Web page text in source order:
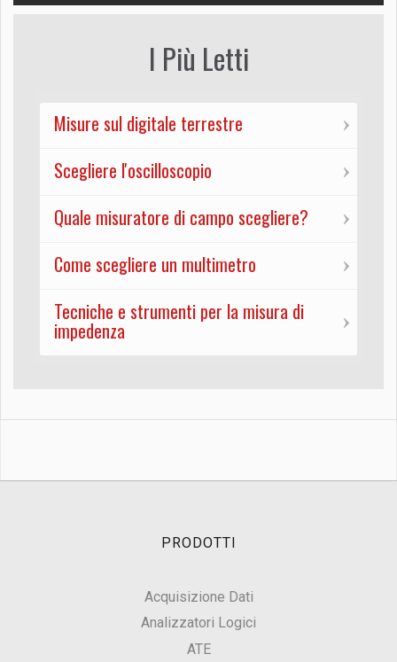
I Più Letti
Misure sul digitale terrestre
Scegliere l'oscilloscopio
Quale misuratore di campo scegliere?
Come scegliere un multimetro
Tecniche e strumenti per la misura di
impedenza
PRODOTTI
Acquisizione Dati
Analizzatori Logici
ATE